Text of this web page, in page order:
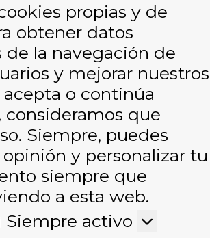
propias y de
obtener datos
de la navegación de
y mejorar nuestros
acepta o continúa
consideramos que
Siempre, puedes
y personalizar tu
siempre que
a esta web.
Funcional
Siempre activo